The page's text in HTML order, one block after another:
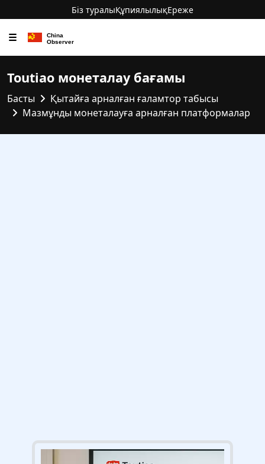
Біз туралыҚұпиялылықЕреже
☰
Toutiao монеталау бағамы
Басты
Қытайға арналған ғаламтор табысы
Мазмұнды монеталауға арналған платформалар